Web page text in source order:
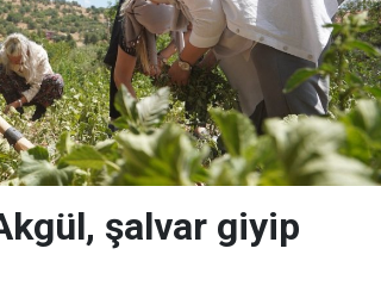
şalvar giyip